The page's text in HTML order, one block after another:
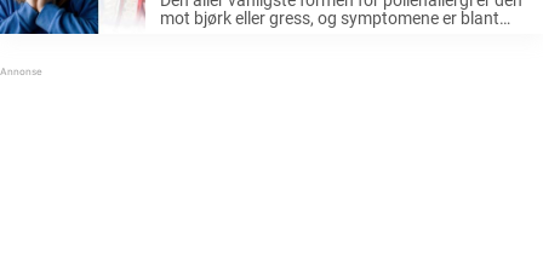
mot bjørk eller gress, og symptomene er blant